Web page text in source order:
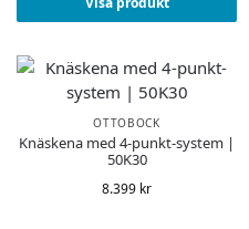
OTTOBOCK
Knäskena med 4-punkt-system |
50K30
8.399 kr